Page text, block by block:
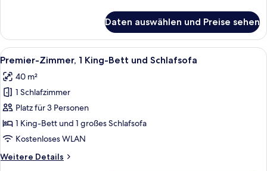
Zimmer,
2 Queen-
Betten
Daten auswählen und Preise sehen
Alle
Fotos
für
Premier-
Zimmer,
1 King-
Bett
Schlafsofa
Ein modernes Hotelzimmer mit
7
Premier-Zimmer, 1 King-Bett und Schlafsofa
40 m²
1 Schlafzimmer
Platz für 3 Personen
1 King-Bett und 1 großes Schlafsofa
Kostenloses WLAN
Weitere Details
Weitere